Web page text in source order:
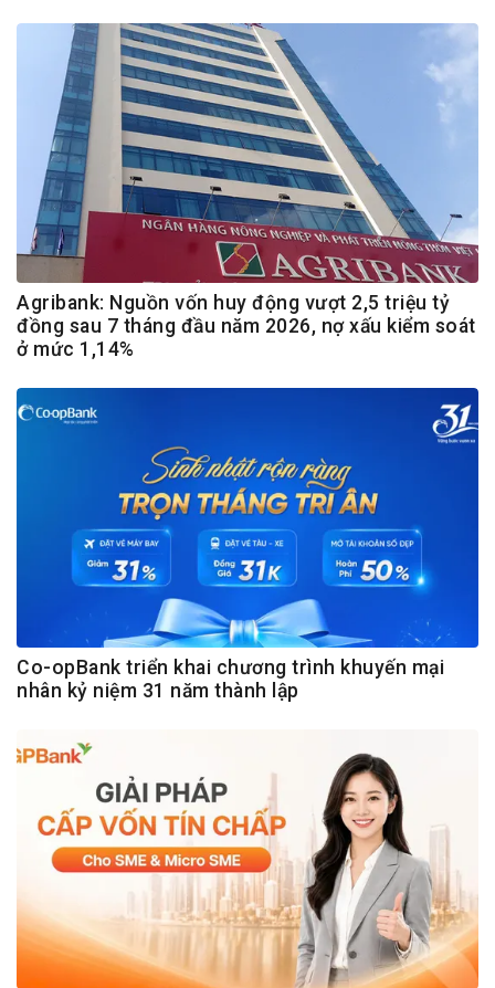
Agribank: Nguồn vốn huy động vượt 2,5 triệu tỷ
đồng sau 7 tháng đầu năm 2026, nợ xấu kiểm soát
ở mức 1,14%
Co-opBank triển khai chương trình khuyến mại
nhân kỷ niệm 31 năm thành lập